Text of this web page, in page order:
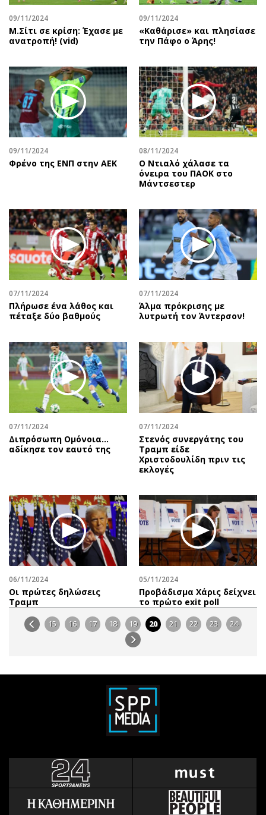
09/11/2024
Μ.Σίτι σε κρίση: Έχασε με
ανατροπή! (vid)
09/11/2024
«Καθάρισε» και πλησίασε
την Πάφο ο Άρης!
09/11/2024
Φρένο της ΕΝΠ στην ΑΕΚ
08/11/2024
Ο Ντιαλό χάλασε τα
όνειρα του ΠΑΟΚ στο
Μάντσεστερ
07/11/2024
Πλήρωσε ένα λάθος και
πέταξε δύο βαθμούς
07/11/2024
Άλμα πρόκρισης με
λυτρωτή τον Άντερσον!
07/11/2024
Διπρόσωπη Ομόνοια…
αδίκησε τον εαυτό της
07/11/2024
Στενός συνεργάτης του
Τραμπ είδε
Χριστοδουλίδη πριν τις
εκλογές
06/11/2024
Οι πρώτες δηλώσεις
Τραμπ
05/11/2024
Προβάδισμα Χάρις δείχνει
το πρώτο exit poll
15 16 17 18 19 20 21 22 23 24